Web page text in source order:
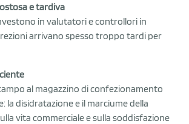
e tardiva
in valutatori e controllori in
arrivano spesso troppo tardi per
al magazzino di confezionamento
la disidratazione e il marciume della
vita commerciale e sulla soddisfazione